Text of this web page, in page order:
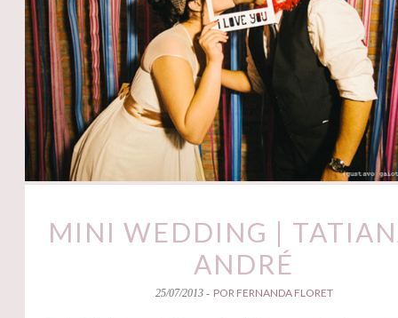
MINI WEDDING |
ANDRÉ
25/07/2013 - POR FERNANDA FLORET